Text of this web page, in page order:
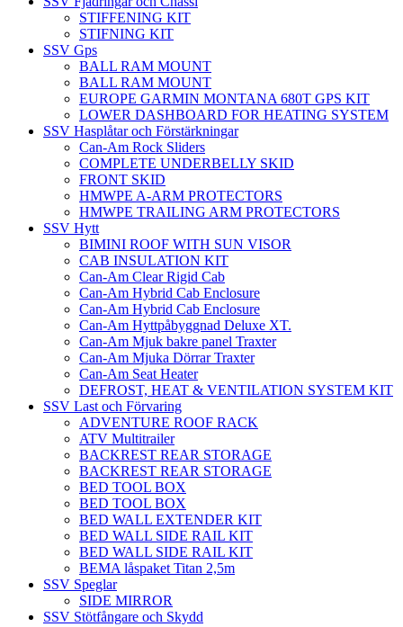
STIFFENING KIT
STIFNING KIT
SSV Gps
BALL RAM MOUNT
BALL RAM MOUNT
EUROPE GARMIN MONTANA 680T GPS KIT
LOWER DASHBOARD FOR HEATING SYSTEM
SSV Hasplåtar och Förstärkningar
Can-Am Rock Sliders
COMPLETE UNDERBELLY SKID
FRONT SKID
HMWPE A-ARM PROTECTORS
HMWPE TRAILING ARM PROTECTORS
SSV Hytt
BIMINI ROOF WITH SUN VISOR
CAB INSULATION KIT
Can-Am Clear Rigid Cab
Can-Am Hybrid Cab Enclosure
Can-Am Hybrid Cab Enclosure
Can-Am Hyttpåbyggnad Deluxe XT.
Can-Am Mjuk bakre panel Traxter
Can-Am Mjuka Dörrar Traxter
Can-Am Seat Heater
DEFROST, HEAT & VENTILATION SYSTEM KIT
SSV Last och Förvaring
ADVENTURE ROOF RACK
ATV Multitrailer
BACKREST REAR STORAGE
BACKREST REAR STORAGE
BED TOOL BOX
BED TOOL BOX
BED WALL EXTENDER KIT
BED WALL SIDE RAIL KIT
BED WALL SIDE RAIL KIT
BEMA låspaket Titan 2,5m
SSV Speglar
SIDE MIRROR
SSV Stötfångare och Skydd